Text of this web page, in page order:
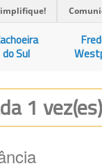
do Sul
1 vez(es)